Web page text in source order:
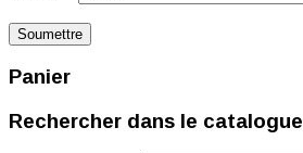
Panier
Rechercher dans le catalogue